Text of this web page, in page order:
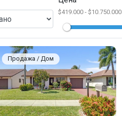
$419.000 - $10.750.000
Продажа / Дом